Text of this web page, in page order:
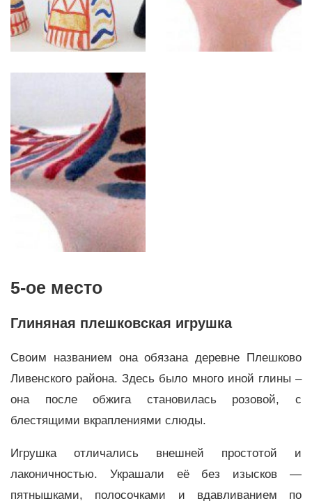
5-ое место
Глиняная плешковская игрушка
Своим названием она обязана деревне Плешково
Ливенского района. Здесь было много иной глины –
она после обжига становилась розовой, с
блестящими вкраплениями слюды.
Игрушка отличались внешней простотой и
лаконичностью. Украшали её без изысков —
пятнышками, полосочками и вдавливанием по